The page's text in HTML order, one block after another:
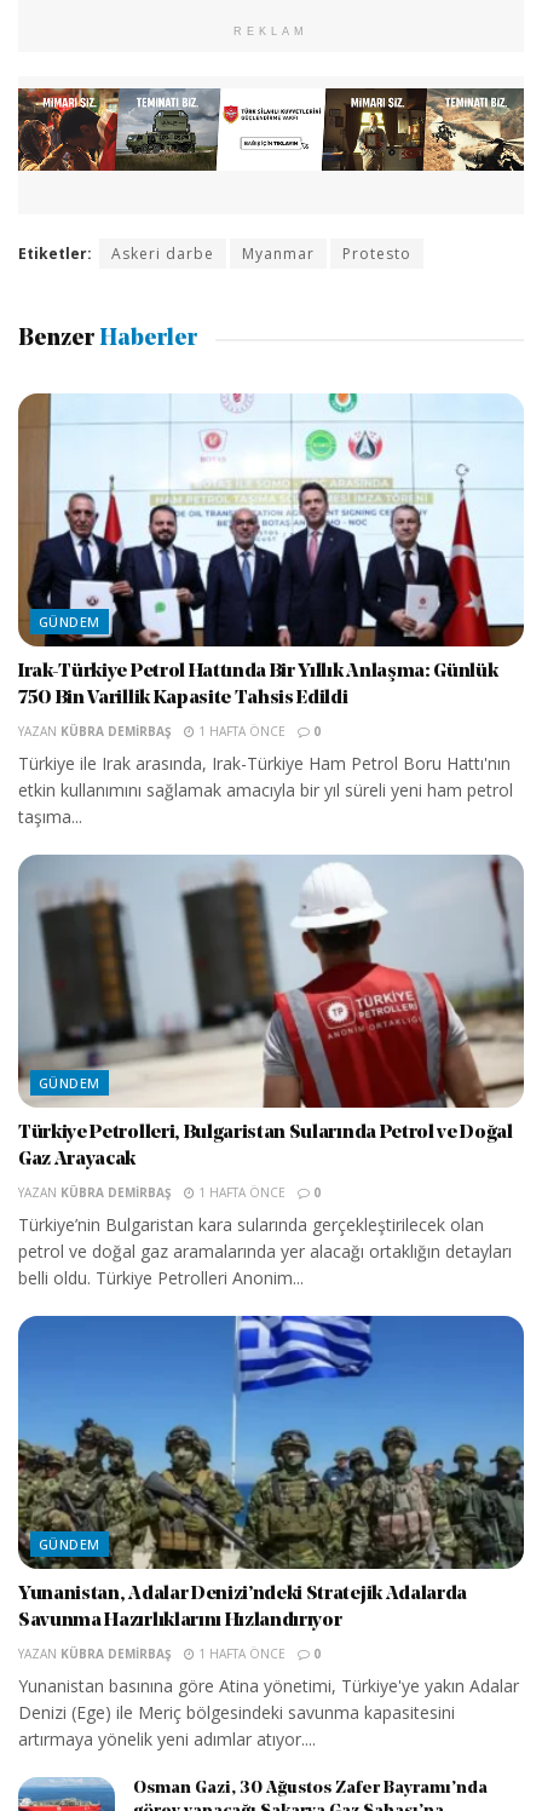
REKLAM
Etiketler: Askeri darbe Myanmar Protesto
Benzer Haberler
GÜNDEM
Irak-Türkiye Petrol Hattında Bir Yıllık Anlaşma: Günlük
750 Bin Varillik Kapasite Tahsis Edildi
YAZAN KÜBRA DEMIRBAŞ 1 HAFTA ÖNCE 0
Türkiye ile Irak arasında, Irak-Türkiye Ham Petrol Boru Hattı'nın
etkin kullanımını sağlamak amacıyla bir yıl süreli yeni ham petrol
taşıma...
GÜNDEM
Türkiye Petrolleri, Bulgaristan Sularında Petrol ve Doğal
Gaz Arayacak
YAZAN KÜBRA DEMIRBAŞ 1 HAFTA ÖNCE 0
Türkiye’nin Bulgaristan kara sularında gerçekleştirilecek olan
petrol ve doğal gaz aramalarında yer alacağı ortaklığın detayları
belli oldu. Türkiye Petrolleri Anonim...
GÜNDEM
Yunanistan, Adalar Denizi’ndeki Stratejik Adalarda
Savunma Hazırlıklarını Hızlandırıyor
YAZAN KÜBRA DEMIRBAŞ 1 HAFTA ÖNCE 0
Yunanistan basınına göre Atina yönetimi, Türkiye'ye yakın Adalar
Denizi (Ege) ile Meriç bölgesindeki savunma kapasitesini
artırmaya yönelik yeni adımlar atıyor....
Osman Gazi, 30 Ağustos Zafer Bayramı’nda